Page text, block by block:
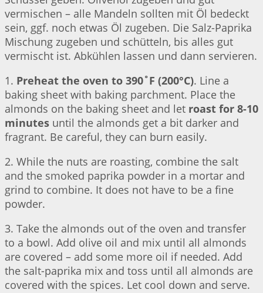
vermischen – alle Mandeln sollten mit Öl bedeckt
sein, ggf. noch etwas Öl zugeben. Die Salz-Paprika
Mischung zugeben und schütteln, bis alles gut
vermischt ist. Abkühlen lassen und dann servieren.
1. Preheat the oven to 390˚F (200°C). Line a
baking sheet with baking parchment. Place the
almonds on the baking sheet and let roast for 8-10
minutes until the almonds get a bit darker and
fragrant. Be careful, they can burn easily.
2. While the nuts are roasting, combine the salt
and the smoked paprika powder in a mortar and
grind to combine. It does not have to be a fine
powder.
3. Take the almonds out of the oven and transfer
to a bowl. Add olive oil and mix until all almonds
are covered – add some more oil if needed. Add
the salt-paprika mix and toss until all almonds are
covered with the spices. Let cool down and serve.